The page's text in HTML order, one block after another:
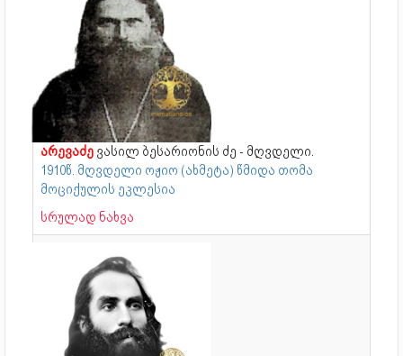
არევაძე ვასილ ბესარიონის ძე - მღვდელი.
1910წ. მღვდელი ოჟიო (ახმეტა) წმიდა თომა
მოციქულის ეკლესია
სრულად ნახვა